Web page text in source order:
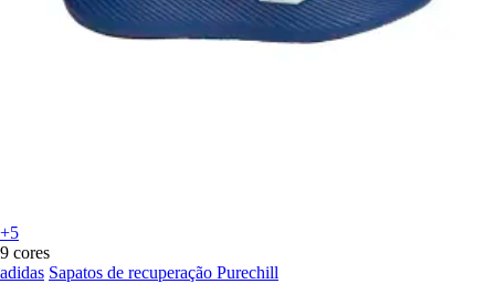
+5
9 cores
adidas Sapatos de recuperação Purechill